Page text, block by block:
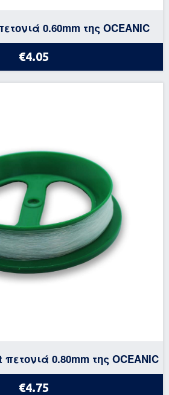
0.60mm της OCEANIC
€4.05
0.80mm της OCEANIC
€4.75